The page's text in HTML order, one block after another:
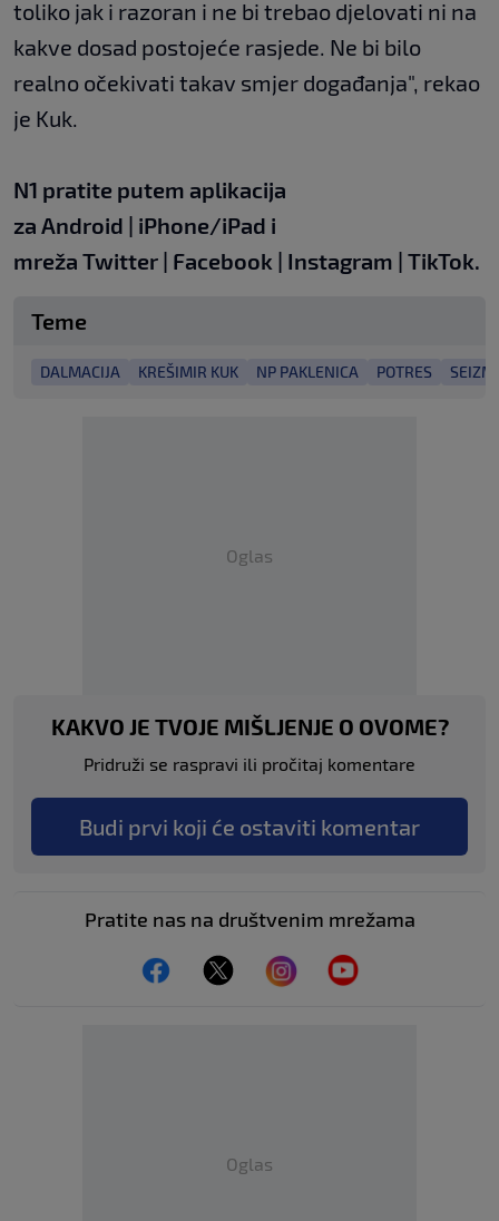
toliko jak i razoran i ne bi trebao djelovati ni na
kakve dosad postojeće rasjede. Ne bi bilo
realno očekivati takav smjer događanja", rekao
je Kuk.
N1 pratite putem aplikacija
za Android | iPhone/iPad i
mreža Twitter | Facebook | Instagram | TikTok.
Teme
DALMACIJA KREŠIMIR KUK NP PAKLENICA POTRES
Oglas
KAKVO JE TVOJE MIŠLJENJE O OVOME?
Pridruži se raspravi ili pročitaj komentare
Budi prvi koji će ostaviti komentar
Pratite nas na društvenim mrežama
Oglas